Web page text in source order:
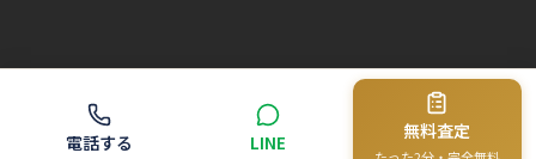
電話する LINE 無料査定